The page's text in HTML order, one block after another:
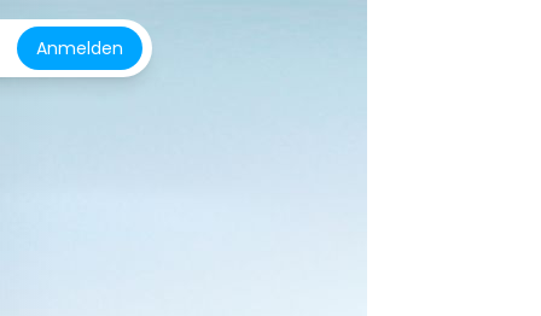
Anmelden